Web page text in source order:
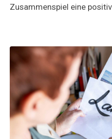
Zusammenspiel eine